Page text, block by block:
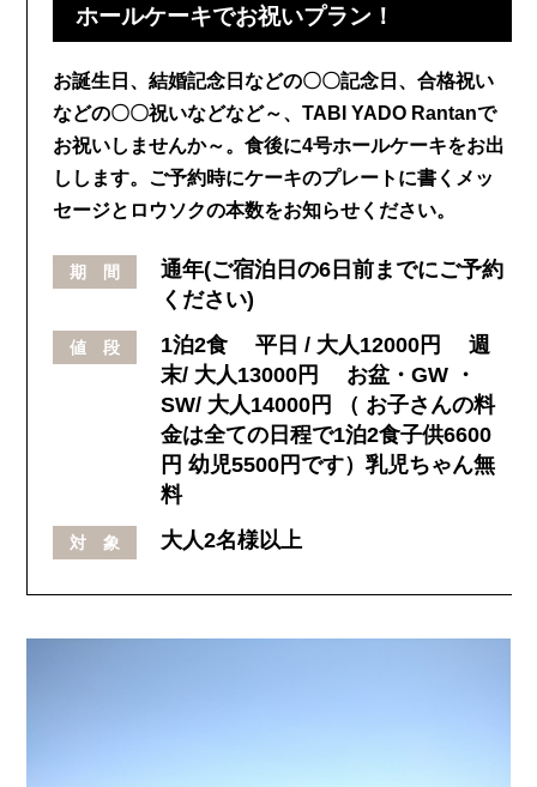
ホールケーキでお祝いプラン！
お誕生日、結婚記念日などの〇〇記念日、合格祝い
などの〇〇祝いなどなど～、TABI YADO Rantanで
お祝いしませんか～。食後に4号ホールケーキをお出
しします。ご予約時にケーキのプレートに書くメッ
セージとロウソクの本数をお知らせください。
期 間
通年(ご宿泊日の6日前までにご予約
ください)
値 段
1泊2食 平日 / 大人12000円 週
末/ 大人13000円 お盆・GW ・
SW/ 大人14000円 （ お子さんの料
金は全ての日程で1泊2食子供6600
円 幼児5500円です）乳児ちゃん無
料
対 象 大人2名様以上